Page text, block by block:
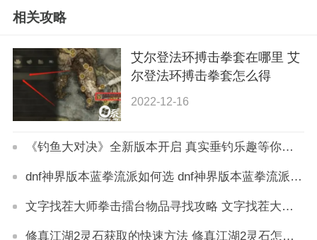
相关攻略
艾尔登法环搏击拳套在哪里 艾
尔登法环搏击拳套怎么得
2022-12-16
《钓鱼大对决》全新版本开启 真实垂钓乐趣等你来体验
dnf神界版本蓝拳流派如何选 dnf神界版本蓝拳流派选择攻略
文字找茬大师拳击擂台物品寻找攻略 文字找茬大师拳击擂台物品寻找如何过
修真江湖2灵石获取的快速方法 修真江湖2灵石怎么获得